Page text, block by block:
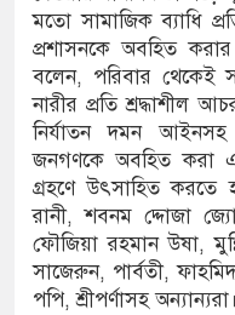
জেলা প্রশাসন
মতো সামাজিক ব্যাধি
প্রশাসনকে অবহিত
বলেন, পরিবার থেকেই
নারীর প্রতি শ্রদ্ধাশীল
নির্যাতন দমন আইনসহ
জনগণকে অবহিত করা
গ্রহণে উৎসাহিত করতে
রানী, শবনম দ্দোজা
ফৌজিয়া রহমান উষা,
সাজেরুন, পার্বতী,
পপি, শ্রীপর্ণাসহ অন্যান্যরা।